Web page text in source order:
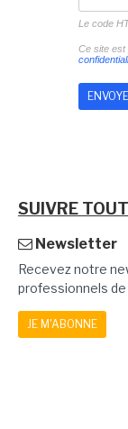
Le code
Ce site est
SUIVRE
Newsletter
Recevez notre
professionnels de
JE M'ABONNE